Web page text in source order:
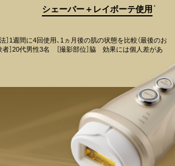
シェーバー＋レイボーテ使用 ＊
法］1週間に4回使用、1ヵ月後の肌の状態を比較（最後のお
者］20代男性3名 ［撮影部位］脇 効果には個人差があ